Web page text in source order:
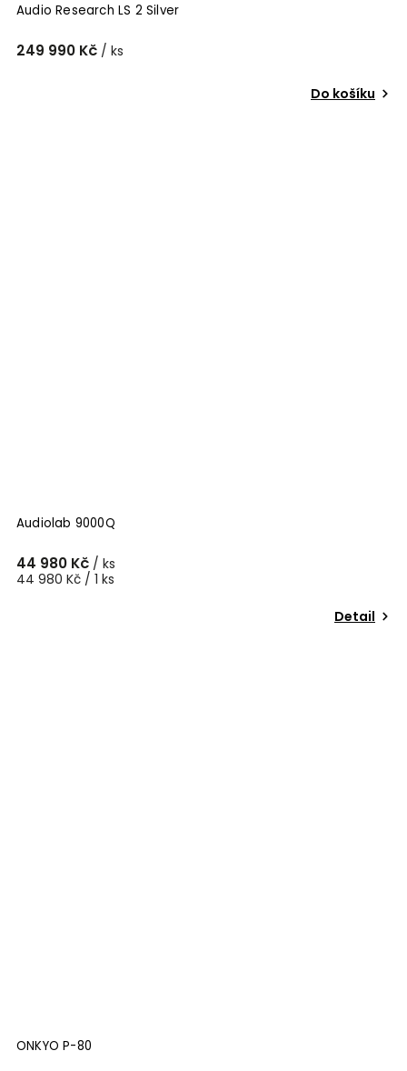
Audio Research LS 2 Silver
249 990 Kč / ks
Do košíku
Audiolab 9000Q
44 980 Kč / ks
44 980 Kč / 1 ks
Detail
ONKYO P-80